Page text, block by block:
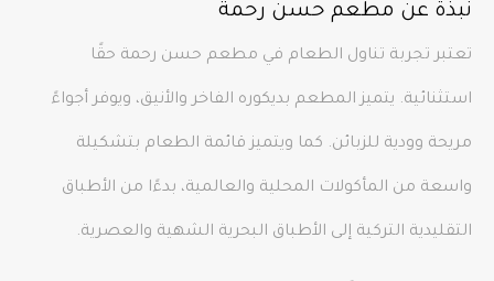
نبذة عن مطعم حسن رحمة
تعتبر تجربة تناول الطعام في مطعم حسن رحمة حقًا
استثنائية. يتميز المطعم بديكوره الفاخر والأنيق، ويوفر أجواءً
مريحة وودية للزبائن. كما ويتميز قائمة الطعام بتشكيلة
واسعة من المأكولات المحلية والعالمية، بدءًا من الأطباق
التقليدية التركية إلى الأطباق البحرية الشهية والعصرية.